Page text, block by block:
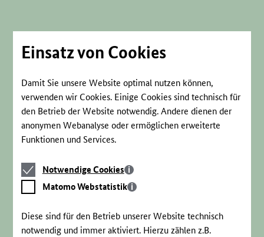
Einsatz von Cookies
Damit Sie unsere Website optimal nutzen können,
verwenden wir Cookies. Einige Cookies sind technisch für
den Betrieb der Website notwendig. Andere dienen der
anonymen Webanalyse oder ermöglichen erweiterte
Funktionen und Services.
Notwendige
Cookies
Notwendige Cookies
Matomo
Webstatistik
Matomo Webstatistik
Diese sind für den Betrieb unserer Website technisch
notwendig und immer aktiviert. Hierzu zählen z.B.